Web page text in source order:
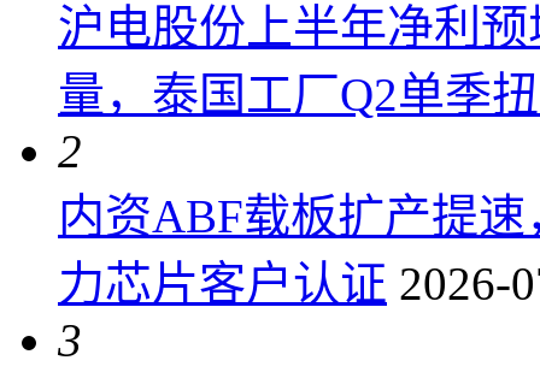
沪电股份上半年净利
量，泰国工厂Q2单季
2
内资ABF载板扩产提
力芯片客户认证 2026-
3